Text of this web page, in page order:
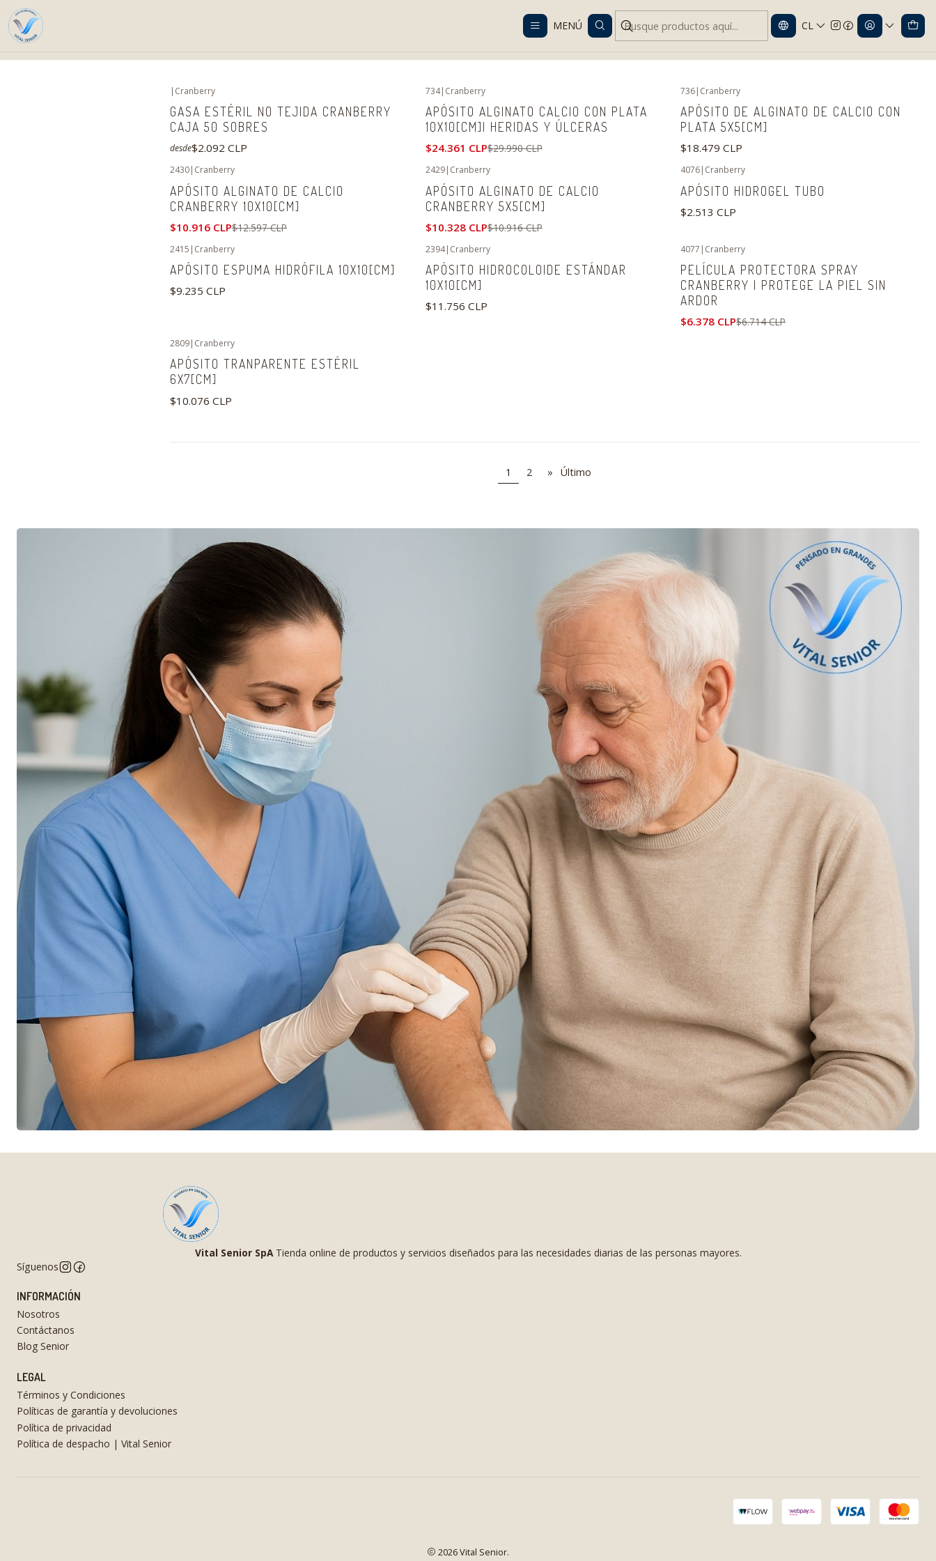
MENÚ CL
Despacho gratis en RM desde $100.000. Revisa las condiciones.
| Cranberry
GASA ESTÉRIL NO TEJIDA CRANBERRY
CAJA 50 SOBRES
desde$2.092 CLP
-19%
734| Cranberry
APÓSITO ALGINATO CALCIO CON PLATA
10X10[CM]| HERIDAS Y ÚLCERAS
$24.361 CLP$29.990 CLP
736| Cranberry
APÓSITO DE ALGINATO DE CALCIO CON
PLATA 5X5[CM]
$18.479 CLP
2430| Cranberry
APÓSITO ALGINATO DE CALCIO
CRANBERRY 10X10[CM]
$10.916 CLP$12.597 CLP
2429| Cranberry
APÓSITO ALGINATO DE CALCIO
CRANBERRY 5X5[CM]
$10.328 CLP$10.916 CLP
4076| Cranberry
APÓSITO HIDROGEL TUBO
$2.513 CLP
2415 | Cranberry
APÓSITO ESPUMA HIDRÓFILA 10X10[CM]
$9.235 CLP
2394| Cranberry
APÓSITO HIDROCOLOIDE ESTÁNDAR
10X10[CM]
$11.756 CLP
4077 | Cranberry
PELÍCULA PROTECTORA SPRAY
CRANBERRY | PROTEGE LA PIEL SIN
ARDOR
$6.378 CLP$6.714 CLP
2809| Cranberry
APÓSITO TRANPARENTE ESTÉRIL
6X7[CM]
$10.076 CLP
1 2 » Último
Vital Senior SpATienda online de productos y servicios diseñados para las necesidades diarias de las personas mayores.
Síguenos
INFORMACIÓN
Nosotros
Contáctanos
Blog Senior
LEGAL
Términos y Condiciones
Políticas de garantía y devoluciones
Política de privacidad
Política de despacho | Vital Senior
2026 Vital Senior.